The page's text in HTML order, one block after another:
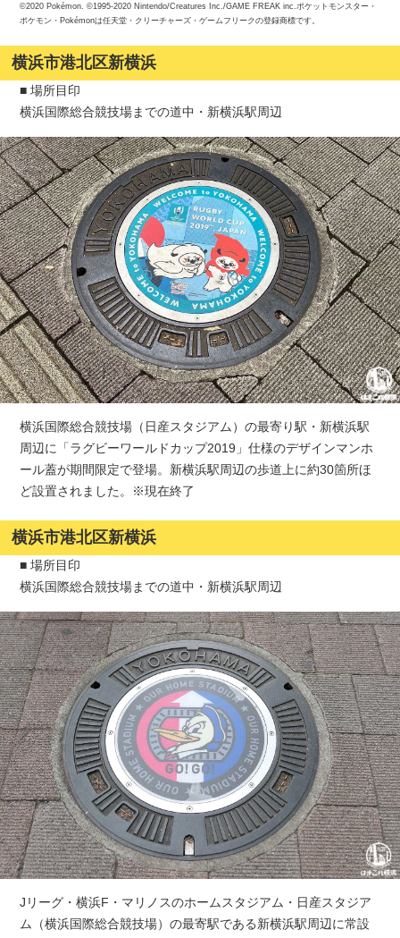
©2020 Pokémon. ©1995-2020 Nintendo/Creatures Inc./GAME FREAK inc.ポケットモンスター・
ポケモン・Pokémonは任天堂・クリーチャーズ・ゲームフリークの登録商標です。
横浜市港北区新横浜
■ 場所目印
横浜国際総合競技場までの道中・新横浜駅周辺
横浜国際総合競技場（日産スタジアム）の最寄り駅・新横浜駅
周辺に「ラグビーワールドカップ2019」仕様のデザインマンホ
ール蓋が期間限定で登場。新横浜駅周辺の歩道上に約30箇所ほ
ど設置されました。※現在終了
横浜市港北区新横浜
■ 場所目印
横浜国際総合競技場までの道中・新横浜駅周辺
Jリーグ・横浜F・マリノスのホームスタジアム・日産スタジア
ム（横浜国際総合競技場）の最寄駅である新横浜駅周辺に常設